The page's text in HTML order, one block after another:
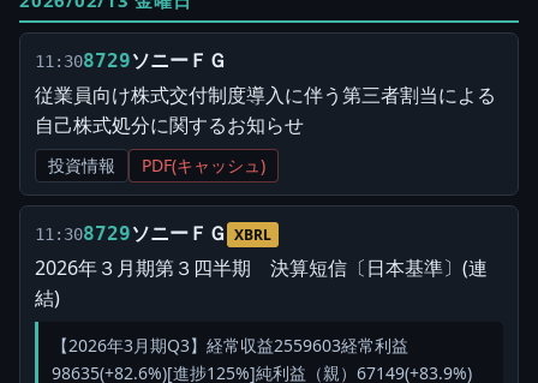
11:308729ソニーＦＧ
従業員向け株式交付制度導入に伴う第三者割当による
自己株式処分に関するお知らせ
投資情報 PDF(キャッシュ)
11:308729ソニーＦＧ XBRL
2026年３月期第３四半期 決算短信〔日本基準〕(連
結)
【2026年3月期Q3】経常収益2559603経常利益
98635(+82.6%)[進捗125%]純利益（親）67149(+83.9%)